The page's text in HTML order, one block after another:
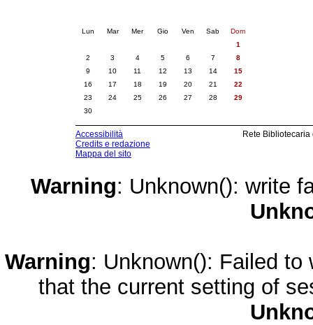
Lun Mar Mer Gio Ven Sab
Dom
1
2
3 4 5 6 7
8
9
10 11 12 13 14
15
16
17 18 19 20 21
22
23
24 25 26 27 28
29
30
Accessibilità
Credits e redazione
Mappa del sito
Rete
Warning: Unknown(): write
Warning: Unknown(): Failed
that the current setting of